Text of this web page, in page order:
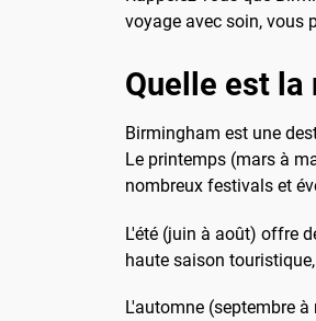
voyage avec soin, vous
Quelle est
Birmingham est une
Le printemps (mars à
nombreux festivals et
L'été (juin à août) offre
haute saison
L'automne (septembre